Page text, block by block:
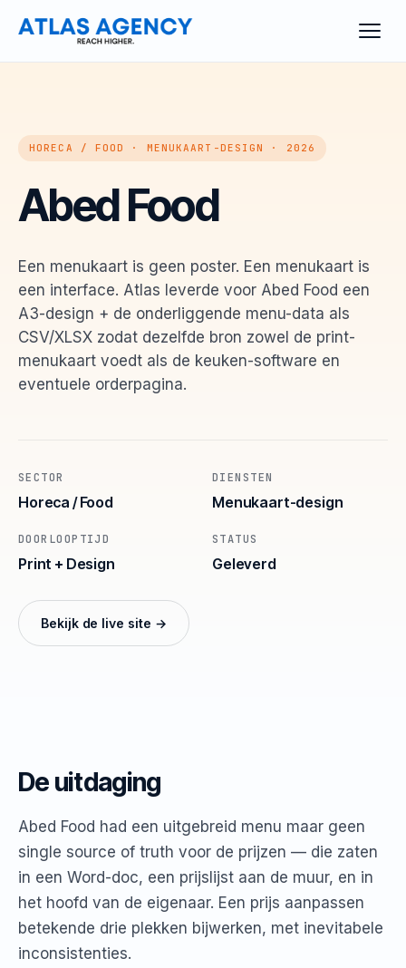
HORECA / FOOD · MENUKAART-DESIGN · 2026
Abed Food
Een menukaart is geen poster. Een menukaart is
een interface. Atlas leverde voor Abed Food een
A3-design + de onderliggende menu-data als
CSV/XLSX zodat dezelfde bron zowel de print-
menukaart voedt als de keuken-software en
eventuele orderpagina.
SECTOR
Horeca / Food
DIENSTEN
Menukaart-design
DOORLOOPTIJD
Print + Design
STATUS
Geleverd
Bekijk de live site →
De uitdaging
Abed Food had een uitgebreid menu maar geen
single source of truth voor de prijzen — die zaten
in een Word-doc, een prijslijst aan de muur, en in
het hoofd van de eigenaar. Een prijs aanpassen
betekende drie plekken bijwerken, met inevitabele
inconsistenties.